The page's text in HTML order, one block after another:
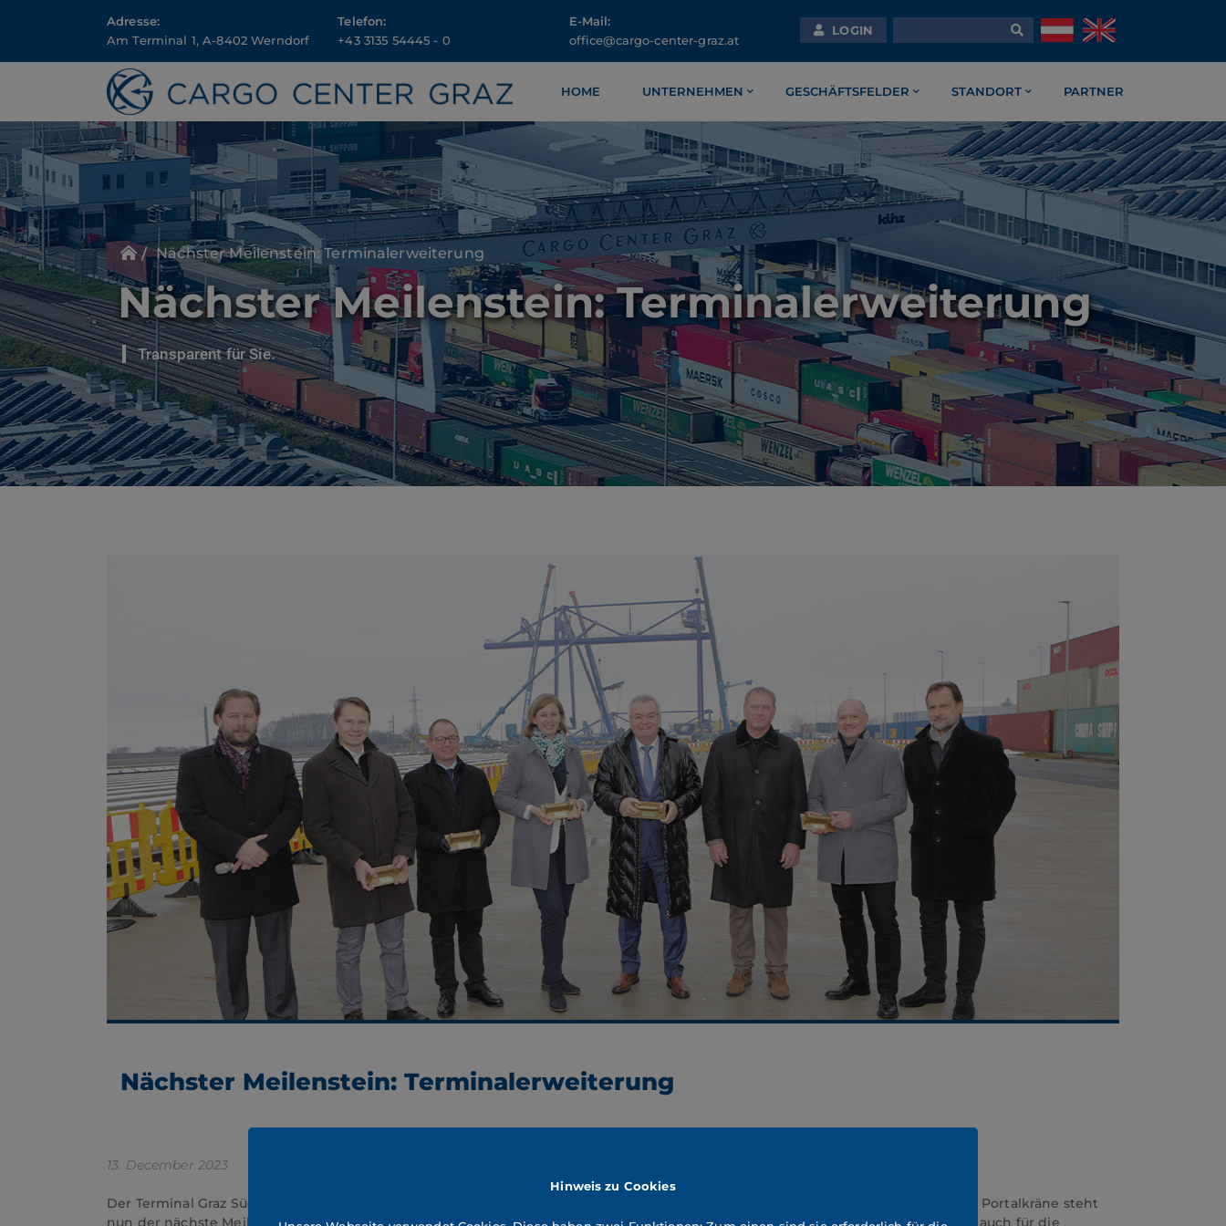
Adresse:
Am Terminal 1, A-8402 Werndorf
Telefon:
+43 3135 54445 - 0
E-Mail:
office@cargo-center-graz.at
LOGIN
HOME UNTERNEHMEN GESCHÄFTSFELDER STANDORT PARTNER
Nächster Meilenstein: Terminalerweiterung
Nächster Meilenstein: Terminalerweiterung
Transparent für Sie.
Nächster Meilenstein: Terminalerweiterung
13. December 2023
Der Terminal Graz Süd in Werndorf wurde 2003 eröffnet und ist somit seit 20 Jahren in Vollbetrieb. Mit der Errichtung der beiden Portalkräne steht
nun der nächste Meilenstein im Ausbau der Terminal-Infrastruktur an. Durch diesen Schritt wird sichergestellt, dass der Terminal auch für die
Hinweis zu Cookies